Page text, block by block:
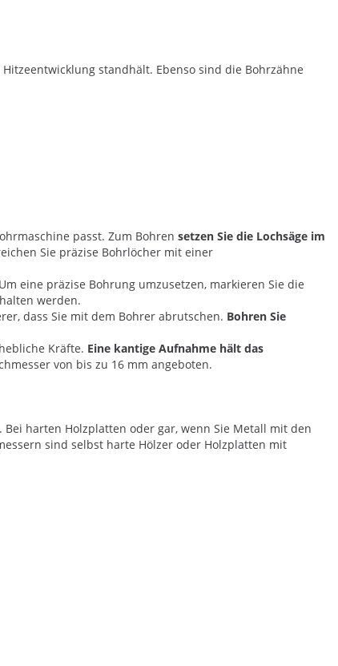
standhält. Ebenso sind die Bohrzähne
passt. Zum Bohren setzen Sie die Lochsäge im
Sie präzise Bohrlöcher mit einer
eine präzise Bohrung umzusetzen, markieren Sie die
werden.
dass Sie mit dem Bohrer abrutschen. Bohren Sie
Kräfte. Eine kantige Aufnahme hält das
von bis zu 16 mm angeboten.
harten Holzplatten oder gar, wenn Sie Metall mit den
sind selbst harte Hölzer oder Holzplatten mit